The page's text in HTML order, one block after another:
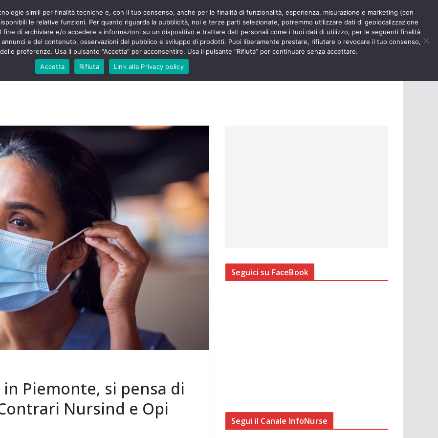
sono
senza
aggressioni
“tagli e
proclamato lo
Up contro
e
Up:
anche
POLITICA STUDENTI SALUTE COMUNICATI CURIOSITÀ NURSE TIMES
Piemonte, si pensa di
Nursind e Opi
Seguici su FaceBook
Segui il Canale InfoNurse
simili per finalità tecniche e, con il tuo consenso, anche per le finalità di funzionalità, esperienza, misurazione e marketing (con
le relative funzioni. Per quanto riguarda la pubblicità, noi e terze parti selezionate, potremmo utilizzare dati di geolocalizzazione
fine di archiviare e/o accedere a informazioni su un dispositivo e trattare dati personali come i tuoi dati di utilizzo, per le seguenti finalità
e del contenuto, osservazioni del pubblico e sviluppo di prodotti. Puoi liberamente prestare, rifiutare o revocare il tuo consenso,
preferenze. Usa il pulsante “Accetta” per acconsentire. Usa il pulsante “Rifiuta” per continuare senza accettare.
Accetta
Rifiuta Link alla Privacy policy